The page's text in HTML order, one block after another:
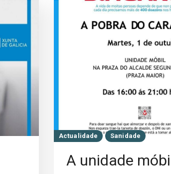
Actualidade Sanidade
A unidade